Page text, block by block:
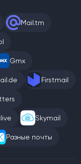
Mail.tm
Gmx
Firstmail
Skymail
Разные почты